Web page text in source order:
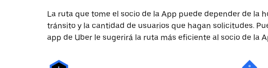
La ruta que tome el socio de la App puede depender de la
tránsito y la cantidad de usuarios que hagan solicitudes.
app de Uber le sugerirá la ruta más eficiente al socio de la